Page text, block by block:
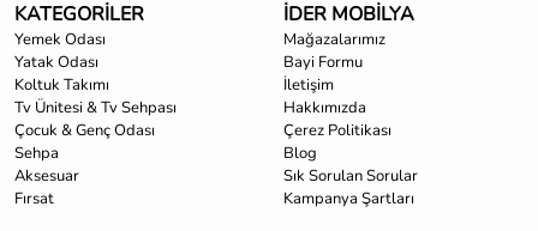
KATEGORİLER
Yemek Odası
Yatak Odası
Koltuk Takımı
Tv Ünitesi & Tv Sehpası
Çocuk & Genç Odası
Sehpa
Aksesuar
Fırsat
İDER MOBİLYA
Mağazalarımız
Bayi Formu
İletişim
Hakkımızda
Çerez Politikası
Blog
Sık Sorulan Sorular
Kampanya Şartları